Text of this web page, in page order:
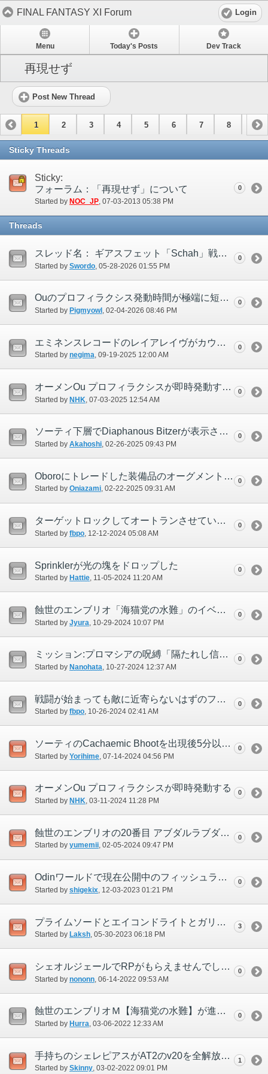
FINAL FANTASY XI Forum Login
Menu Today's Posts Dev Track
再現せず
Post New Thread
1 2 3 4 5 6 7 8 9
10 11
Sticky Threads
Sticky:
フォーラム：「再現せず」について
Started by NOC_JP‎, 07-03-2013 05:38 PM
0
Threads
スレッド名： ギアスフェット「Schah」戦にて護衛全滅後も本体にダメージが通らない
Started by Swordo ‎, 05-28-2026 01:55 PM
0
Ouのプロフィラクシス発動時間が極端に短い＋巻き戻り後のHP依存特殊行動が連続的に行われる
Started by Pigmyowl ‎, 02-04-2026 08:46 PM
0
エミネンスレコードのレイアレイヴがカウントされません。
Started by negima‎, 09-19-2025 12:00 AM
0
オーメンOu プロフィラクシスが即時発動する（2回目）
Started by NHK ‎, 07-03-2025 12:54 AM
0
ソーティ下層でDiaphanous Bitzerが表示されない
Started by Akahoshi‎, 02-26-2025 09:43 PM
0
Oboroにトレードした装備品のオーグメントが消えた
Started by Oniazami‎, 02-22-2025 09:31 AM
0
ターゲットロックしてオートランさせていると、ターゲットロックが外れる
Started by fbpo ‎, 12-12-2024 05:08 AM
0
Sprinklerが光の塊をドロップした
Started by Hattie‎, 11-05-2024 11:20 AM
0
蝕世のエンブリオ「海猫党の水難」のイベント後に画面が暗転したままとなる
Started by Jyura ‎, 10-29-2024 10:07 PM
0
ミッション:プロマシアの呪縛「隔たれし信仰」が進行不能になる
Started by Nanohata‎, 10-27-2024 12:37 AM
0
戦闘が始まっても敵に近寄らないはずのフェイスが敵に近づく
Started by fbpo‎, 10-26-2024 02:41 AM
0
ソーティのCachaemic Bhootを出現後5分以内に倒し、宝箱出現ログも出ているのに宝箱が出現していない
Started by Yorihime ‎, 07-14-2024 04:56 PM
0
オーメンOu プロフィラクシスが即時発動する
Started by NHK‎, 03-11-2024 11:28 PM
0
蝕世のエンブリオの20番目 アブダルラブダショック にてイベント中に固まる
Started by yumemii‎, 02-05-2024 09:47 PM
0
Odinワールドで現在公開中のフィッシュランキングについて
Started by shigekix ‎, 12-03-2023 01:21 PM
0
プライムソードとエイコンドライトとガリモ
Started by Laksh‎, 05-30-2023 06:18 PM
3
シェオルジェールでRPがもらえませんでした。
Started by nononn ‎, 06-14-2022 09:53 AM
0
蝕世のエンブリオＭ【海猫党の水難】が進行しない
Started by Hurra‎, 03-06-2022 12:33 AM
0
手持ちのシェレピアスがAT2のv20を全解放したのにv25にならない
Started by Skinny‎, 03-02-2022 09:01 PM
1